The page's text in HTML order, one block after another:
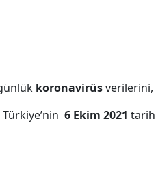
koronavirüsverilerini,
6 Ekim 2021